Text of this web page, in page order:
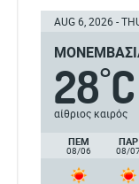
AUG 6, 2026 -
28°C
αίθριος καιρός
ΠΈΜ
08/06
ΠΑΡ
08/